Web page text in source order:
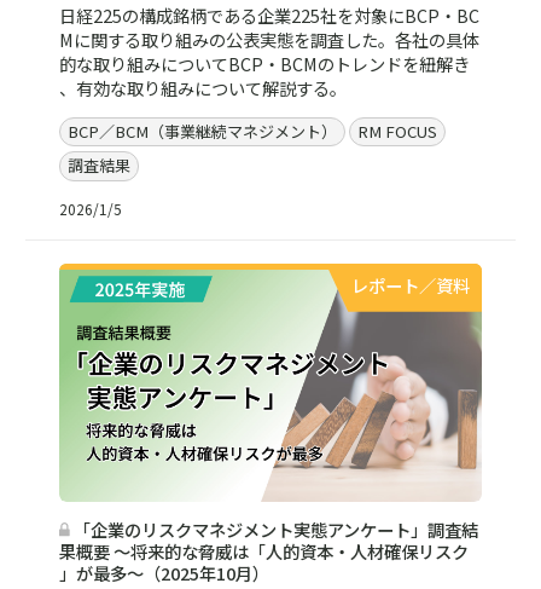
日経225の構成銘柄である企業225社を対象にBCP・BC
Mに関する取り組みの公表実態を調査した。各社の具体
的な取り組みについてBCP・BCMのトレンドを紐解き
、有効な取り組みについて解説する。
BCP／BCM（事業継続マネジメント）
RM FOCUS
調査結果
2026/1/5
レポート／資料
「企業のリスクマネジメント実態アンケート」調査結
果概要 ～将来的な脅威は「人的資本・人材確保リスク
」が最多～（2025年10月）